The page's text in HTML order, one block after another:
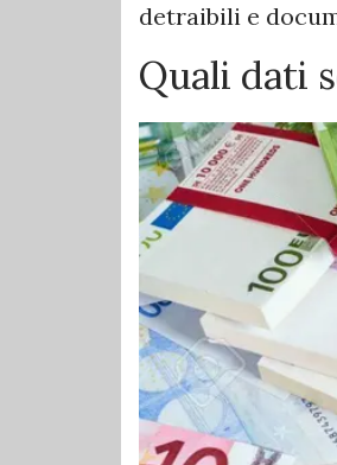
detraibili e
Quali dati